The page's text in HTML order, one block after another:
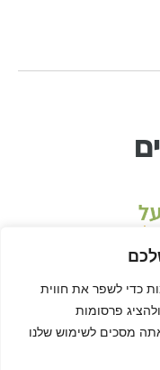
כדי לשפר את חווית
פרסומות
מסכים לשימוש שלנו
בתחום הרפואה המשלימה, ולא